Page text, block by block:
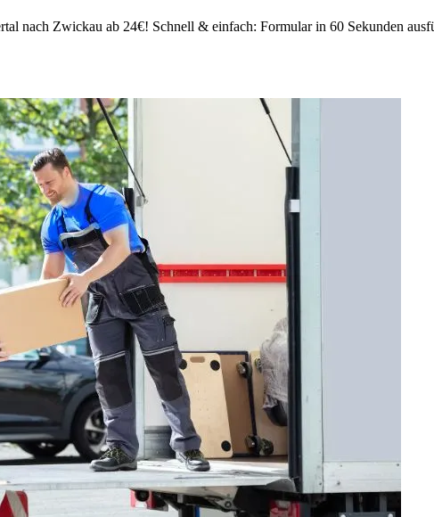
nach Zwickau ab 24€! Schnell & einfach: Formular in 60 Sekunden